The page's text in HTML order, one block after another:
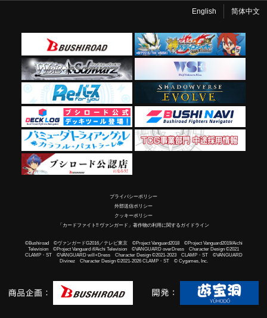
English 简体中文
プライバシーポリシー
外部送信ポリシー
クッキーポリシー
「カードファイト!! ヴァンガード」著作物の利用に関するガイドライン
©Bushiroad ©ヴァンガードG2016／テレビ東京 ©Project Vanguard2018 ©Project Vanguard2019/Aichi
Television ©Project Vanguard if/Aichi Television ©VANGUARD overDress Character Design ©2021
CLAMP・ST ©VANGUARD will+Dress Character Design ©2021-2023 CLAMP・ST ©VANGUARD
Divinez Character Design ©2021-2026 CLAMP・ST © Cygames, Inc.